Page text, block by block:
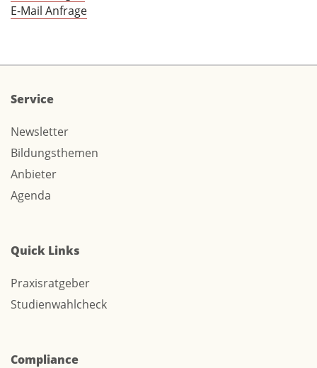
E-Mail Anfrage
Service
Newsletter
Bildungsthemen
Anbieter
Agenda
Quick Links
Praxisratgeber
Studienwahlcheck
Compliance